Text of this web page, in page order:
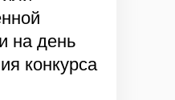
на день
конкурса
Как переехать